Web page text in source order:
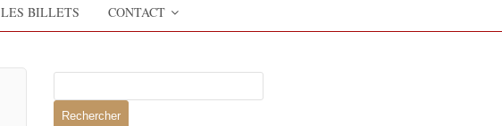
LES BILLETS CONTACT